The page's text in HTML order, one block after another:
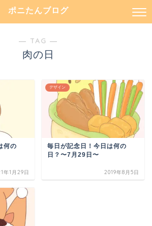
ポニたんブログ
― TAG ―
肉の日
何の
年1月29日
デザイン
毎日が記念日！今日は何の
日？〜7月29日〜
2019年8月5日